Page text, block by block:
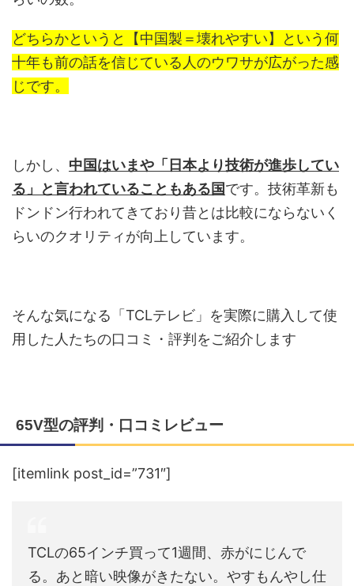
どちらかというと【中国製＝壊れやすい】という何
十年も前の話を信じている人のウワサが広がった感
じです。
しかし、 中国はいまや「日本より技術が進歩してい
る」と言われていることもある国です。技術革新も
ドンドン行われてきており昔とは比較にならないく
らいのクオリティが向上しています。
そんな気になる「TCLテレビ」を実際に購入して使
用した人たちの口コミ・評判をご紹介します
65V型の評判・口コミレビュー
[itemlink post_id=”731″]
TCLの65インチ買って1週間、赤がにじんで
る。あと暗い映像がきたない。やすもんやし仕